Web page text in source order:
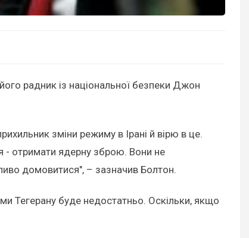
радник із національної безпеки Джон
зміни режиму в Ірані й вірю в це.
- отримати ядерну зброю. Вони не
домовитися", – зазначив Болтон.
Тегерану буде недостатньо. Оскільки, якщо